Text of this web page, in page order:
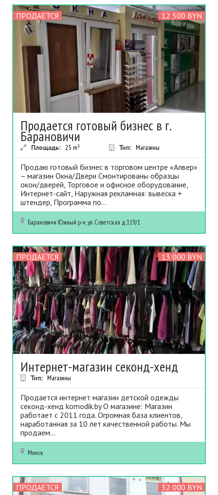
ПРОДАЕТСЯ 12 500 BYN
Продается готовый бизнес в г.
Барановичи
Площадь: 25 m² Тип: Магазины
Продаю готовый бизнес в торговом центре «Алвер»
– магазин Окна/Двери Смонтированы образцы
окон/дверей, Торговое и офисное оборудование,
Интернет-сайт, Наружная рекламная: вывеска +
штендер, Программа по...
Барановичи Южный р-н, ул. Советская д.119/1
ПРОДАЕТСЯ 13 000 BYN
Интернет-магазин секонд-хенд
Тип: Магазины
Продается интернет магазин детской одежды
секонд-хенд komodik.by О магазине: Магазин
работает с 2011 года. Огромная база клиентов,
наработанная за 10 лет качественной работы. Мы
продаем...
Минск
ПРОДАЕТСЯ 32 000 BYN